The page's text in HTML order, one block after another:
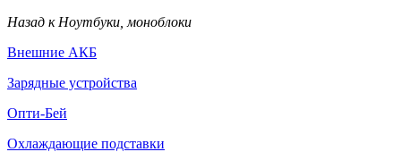
Назад к Ноутбуки, моноблоки
Внешние АКБ
Зарядные устройства
Опти-Бей
Охлаждающие подставки